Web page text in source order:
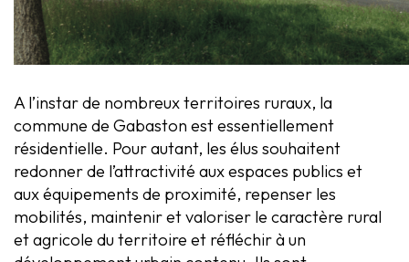
A l’instar de nombreux territoires ruraux, la
commune de Gabaston est essentiellement
résidentielle. Pour autant, les élus souhaitent
redonner de l’attractivité aux espaces publics et
aux équipements de proximité, repenser les
mobilités, maintenir et valoriser le caractère rural
et agricole du territoire et réfléchir à un